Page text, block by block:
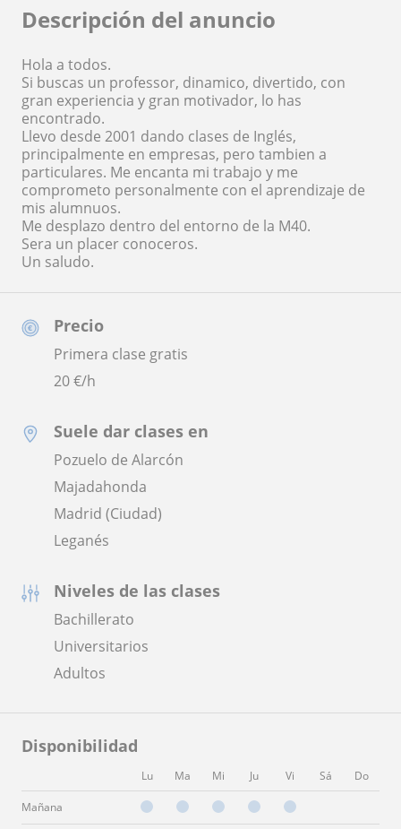
Precio
Primera clase gratis
20€/h
Suele dar clases en
Pozuelo de Alarcón
Majadahonda
Madrid (Ciudad)
Leganés
Niveles de las clases
Bachillerato
Universitarios
Adultos
Disponibilidad
Lu Ma Mi Ju Vi Sá Do
Mañana
Descripción del anuncio
Hola a todos.
Si buscas un professor, dinamico, divertido, con
gran experiencia y gran motivador, lo has
encontrado.
Llevo desde 2001 dando clases de Inglés,
principalmente en empresas, pero tambien a
particulares. Me encanta mi trabajo y me
comprometo personalmente con el aprendizaje de
mis alumnuos.
Me desplazo dentro del entorno de la M40.
Sera un placer conoceros.
Un saludo.